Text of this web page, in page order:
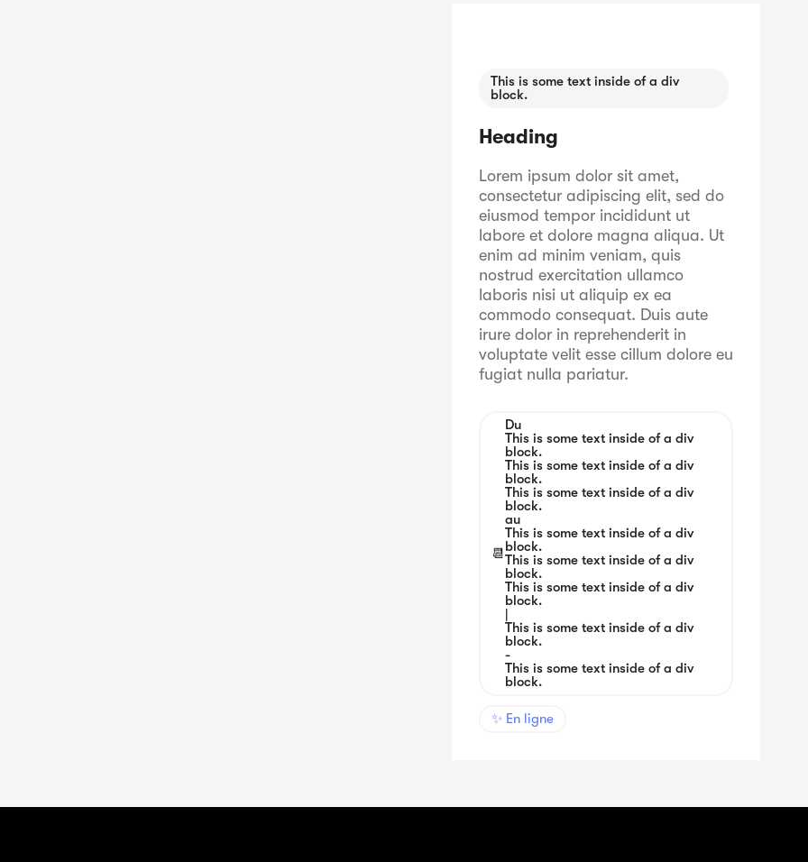
This is some text inside of a div
block.
Heading
Lorem ipsum dolor sit amet,
consectetur adipiscing elit, sed do
eiusmod tempor incididunt ut
labore et dolore magna aliqua. Ut
enim ad minim veniam, quis
nostrud exercitation ullamco
laboris nisi ut aliquip ex ea
commodo consequat. Duis aute
irure dolor in reprehenderit in
voluptate velit esse cillum dolore eu
fugiat nulla pariatur.
📆
Du
This is some text inside of a div
block.
This is some text inside of a div
block.
This is some text inside of a div
block.
au
This is some text inside of a div
block.
This is some text inside of a div
block.
This is some text inside of a div
block.
This is some text inside of a div
block.
-
This is some text inside of a div
block.
✨ En ligne